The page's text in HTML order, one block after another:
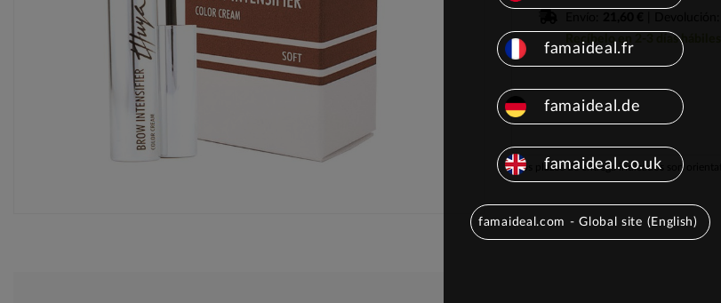
Recíbelo en 2-3 días
Los plazos de entrega indicados son
famaideal.fr
famaideal.de
famaideal.co.uk
famaideal.com - Global site (English)